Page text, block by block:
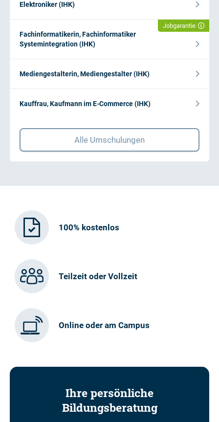
Elektroniker (IHK)
Jobgarantie
Fachinformatikerin, Fachinformatiker
Systemintegration (IHK)
Mediengestalterin, Mediengestalter (IHK)
Kauffrau, Kaufmann im E-Commerce (IHK)
Alle Umschulungen
100% kostenlos
Teilzeit oder Vollzeit
Online oder am Campus
Ihre persönliche
Bildungsberatung